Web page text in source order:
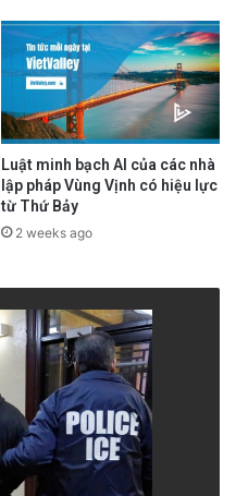
Luật minh bạch AI của các nhà
lập pháp Vùng Vịnh có hiệu lực
từ Thứ Bảy
2 weeks ago